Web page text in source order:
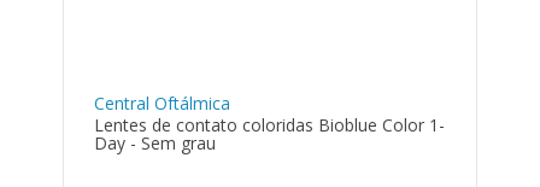
Central Oftálmica
Lentes de contato coloridas Bioblue Color 1-
Day - Sem grau